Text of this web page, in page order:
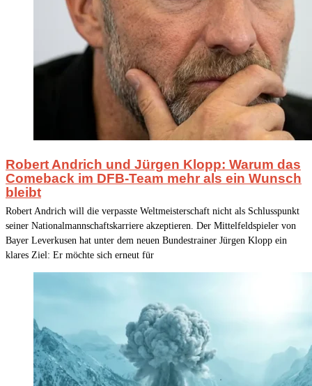
Robert Andrich und Jürgen Klopp: Warum das
Comeback im DFB-Team mehr als ein Wunsch
bleibt
Robert Andrich will die verpasste Weltmeisterschaft nicht als Schlusspunkt
seiner Nationalmannschaftskarriere akzeptieren. Der Mittelfeldspieler von
Bayer Leverkusen hat unter dem neuen Bundestrainer Jürgen Klopp ein
klares Ziel: Er möchte sich erneut für